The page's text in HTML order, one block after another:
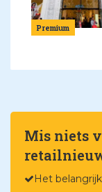
Premium
Mis niets
Het